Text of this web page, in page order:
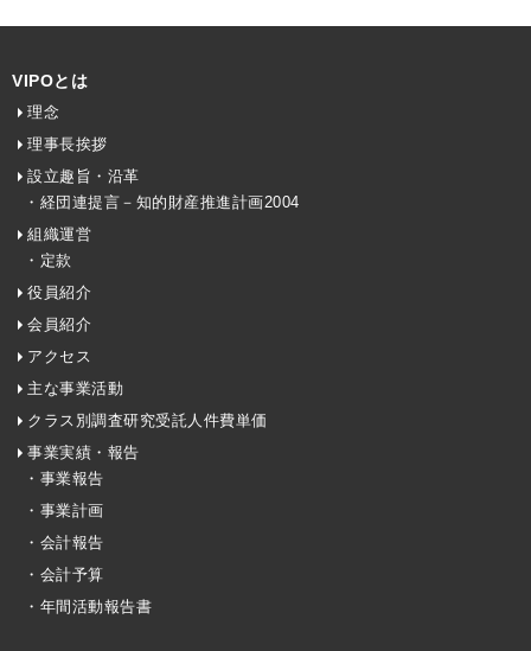
VIPOとは
理念
理事長挨拶
設立趣旨・沿革
・経団連提言－知的財産推進計画2004
組織運営
・定款
役員紹介
会員紹介
アクセス
主な事業活動
クラス別調査研究受託人件費単価
事業実績・報告
・事業報告
・事業計画
・会計報告
・会計予算
・年間活動報告書